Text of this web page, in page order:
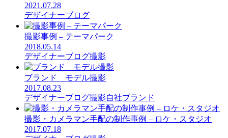
2021.07.28
デザイナーブログ
撮影事例 – テーマパーク
2018.05.14
デザイナーブログ撮影
ブランド モデル撮影
2017.08.23
デザイナーブログ撮影自社ブランド
撮影・カメラマン手配の制作事例 – ロケ・スタジオ
2017.07.18